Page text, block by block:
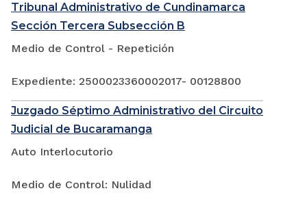
Tribunal Administrativo de Cundinamarca
Sección Tercera Subsección B
Medio de Control - Repetición
Expediente: 2500023360002017- 00128800
Juzgado Séptimo Administrativo del Circuito
Judicial de Bucaramanga
Auto Interlocutorio
Medio de Control: Nulidad